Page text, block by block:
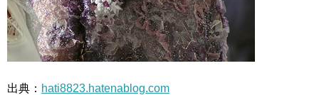
出典： hati8823.hatenablog.com